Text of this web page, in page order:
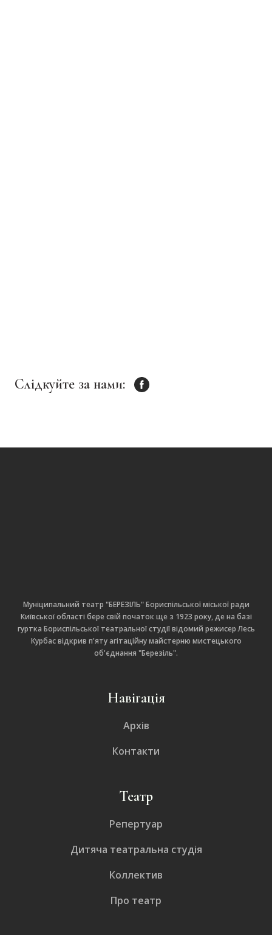
Слідкуйте за нами:
Муніципальний театр "БЕРЕЗІЛЬ" Бориспільської міської ради
Київської області бере свій початок ще з 1923 року, де на базі
гуртка Бориспільської театральної студії відомий режисер Лесь
Курбас відкрив п'яту агітаційну майстерню мистецького
об'єднання "Березіль".
Навігація
Архів
Контакти
Театр
Репертуар
Дитяча театральна студія
Коллектив
Про театр